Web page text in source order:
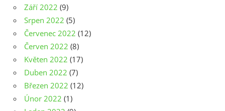
Září 2022 (9)
Srpen 2022 (5)
Červenec 2022 (12)
Červen 2022 (8)
Květen 2022 (17)
Duben 2022 (7)
Březen 2022 (12)
Únor 2022 (1)